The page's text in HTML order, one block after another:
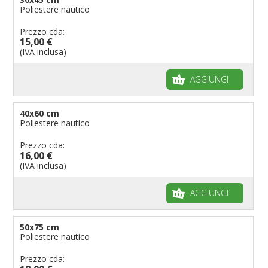
Poliestere nautico
Prezzo cda:
15,00 €
(IVA inclusa)
AGGIUNGI
40x60 cm
Poliestere nautico
Prezzo cda:
16,00 €
(IVA inclusa)
AGGIUNGI
50x75 cm
Poliestere nautico
Prezzo cda: